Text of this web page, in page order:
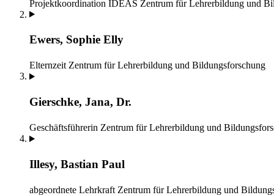
Projektkoordination IDEAS Zentrum für Lehrerbildung und
Ewers, Sophie Elly
Elternzeit Zentrum für Lehrerbildung und Bildungsforschung
Gierschke, Jana, Dr.
Geschäftsführerin Zentrum für Lehrerbildung und
Illesy, Bastian Paul
abgeordnete Lehrkraft Zentrum für Lehrerbildung und